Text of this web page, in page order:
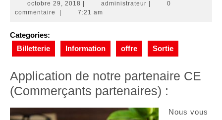
octobre 29, 2018 octobre
29,
administrateuradministrateur
0
commentaire
7:21 am
Categories:
Billetterie
Information offre Sortie
Application de notre partenaire CE
(Commerçants partenaires) :
Nous vous